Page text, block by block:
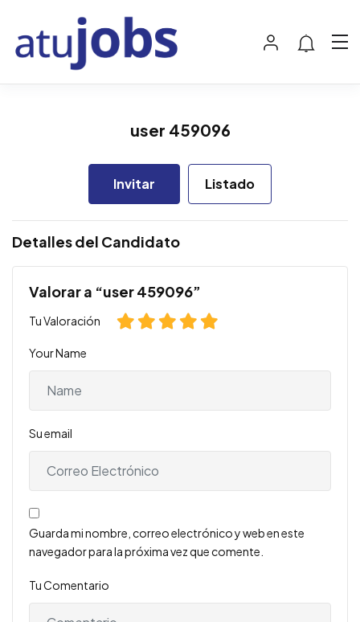
user 459096
Invitar Listado
Detalles del Candidato
Valorar a “user 459096”
Tu Valoración
Your Name
Su email
Guarda mi nombre, correo electrónico y web en este
navegador para la próxima vez que comente.
Tu Comentario